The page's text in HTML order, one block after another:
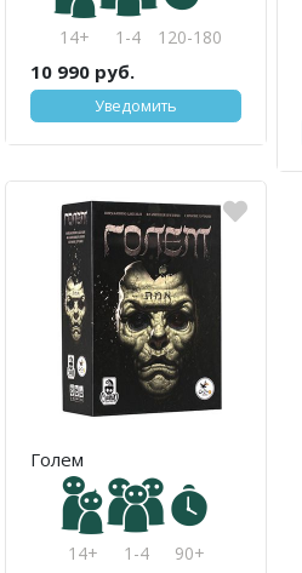
14+ 1-4 120-180
10 990 руб.
Уведомить
Голем
14+ 1-4 90+